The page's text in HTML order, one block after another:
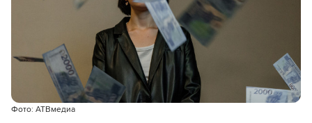
Фото: АТВмедиа